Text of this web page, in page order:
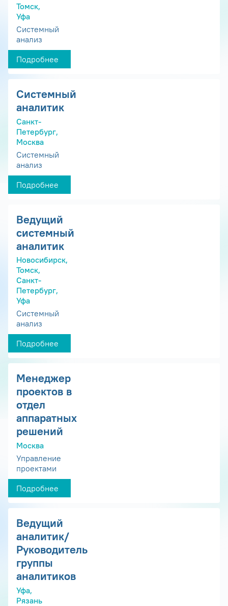
Томск,
Уфа
Системный
анализ
Подробнее
Системный
аналитик
Санкт-
Петербург,
Москва
Системный
анализ
Подробнее
Ведущий
системный
аналитик
Новосибирск,
Томск,
Санкт-
Петербург,
Уфа
Системный
анализ
Подробнее
Менеджер
проектов в
отдел
аппаратных
решений
Москва
Управление
проектами
Подробнее
Ведущий
аналитик/
Руководитель
группы
аналитиков
Уфа,
Рязань